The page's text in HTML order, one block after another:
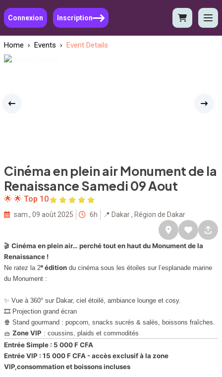
Connexion Inscription
Home › Events › Event Details
Cinéma en plein air Monument de la
Renaissance Samedi 09 Aout
🌟 🌟 Top 10
sam., 09 août 2025 6h 📍 Dakar , Région de Dakar
🎬 Cinéma en plein air… perché tout en haut du Monument de la
Renaissance !
Ne ratez la 2ᵉ édition du cinéma sous les étoiles sur l’esplanade marine
du Monument :
✨ Vue à 360° sur Dakar, ciel étoilé, ambiance lounge et cosy.
🎞️ Projection grand écran
🍿 Stand gourmand : popcorn, snacks sucrés & salés, boissons fraîches.
🧺 Zone VIP : coussins, plaids et commodités
Entrée Simple : 5 000 F CFA
Entrée VIP : 15 000 F CFA - accès exclusif à la zone
VIP,consommation et boissons incluses